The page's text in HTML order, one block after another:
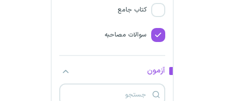
کتاب جامع
سوالات مصاحبه
آزمون
آتش نشانی مرکزی
آتش نشانی یزد